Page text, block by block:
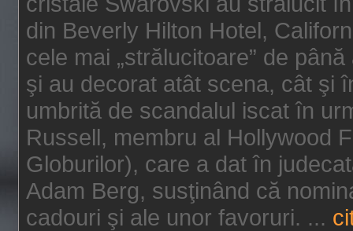
din Beverly Hilton Hotel,
cele mai „strălucitoare” de
şi au decorat atât scena, cât şi
umbrită de scandalul iscat în
Russell, membru al Hollywood
Globurilor), care a dat în
Adam Berg, susţinând că
cadouri şi ale unor favoruri. ...